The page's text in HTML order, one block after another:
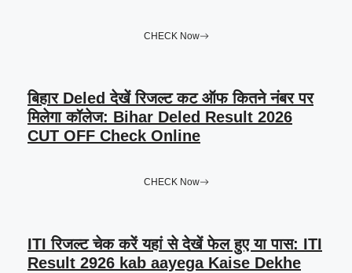
CHECK Now
बिहार Deled देखें रिजल्ट कट ऑफ कितने नंबर पर
मिलेगा कॉलेज: Bihar Deled Result 2026
CUT OFF Check Online
CHECK Now
ITI रिजल्ट चेक करें यहां से देखें फेल हुए या पास: ITI
Result 2926 kab aayega Kaise Dekhe